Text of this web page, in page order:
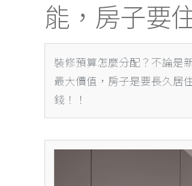
能，房子要
裝修預算怎麼分配？不論是
最大價值，房子是要長久居
錢！！